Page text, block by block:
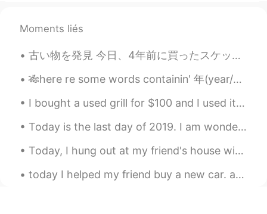
また、焼き肉やローストポークも使わ
れます。
そして、ニャチャンといった臨海都市
はチャーカー(chả cá - 揚げかまぼこ)の
具があります。
にはチャーカー(chả cá - 揚げかまぼこ)
ハノイならネムチュア(揚げ発酵豚肉)と
いう人気なおつまみは 具として使われ
Moments liés
古い物を発見 今日、4年前に買ったスケッチブックを発見しました。 その頃、絵がすごく上手い大学の友達に憧れ、自分も真似しようと思い、このスケッチブックを買いました。 でも、そんなに熱心じゃなか...
🎋here re some words containin' 年(year/age) １．年若（としわか）：youth ２．年頃（としごろ）：approximate age ３．年弱（としよわ）...
I bought a used grill for $100 and I used it for the first time today. I kind of burnt some food...
Today is the last day of 2019. I am wondering if there is any phrase that Japanese use for wishi...
Today, I hung out at my friend's house with my friends...she played 古筝 and we watched a horror mo...
today I helped my friend buy a new car. afterwards, we ate Chinese brunch and then drank fruit m...